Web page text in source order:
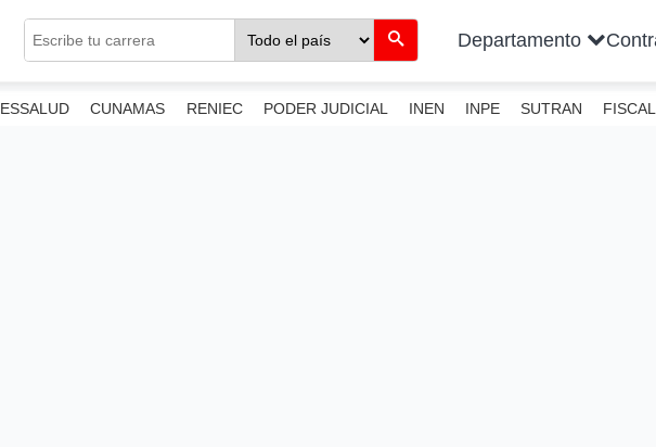
Departamento
ESSALUD CUNAMAS RENIEC PODER JUDICIAL INEN INPE SUTRAN